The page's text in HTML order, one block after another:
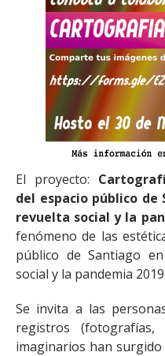
El proyecto:
del espacio público
revuelta social y la
fenómeno de las
público de Santiago
social y la pandemia
Se invita a las
registros (fotografías,
imaginarios han